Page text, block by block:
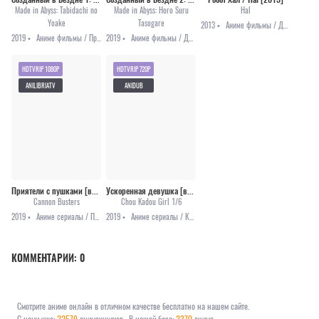
Made in Abyss: Tabidachi no
Yoake
2019 •
Made in Abyss: Horo Suru
Tasogare
2019 •
Hal
2013 •
Приятели с пушками [все серии]
Cannon Busters
2019 •
Аниме сериалы / Приключения
HDTVRIP 1080P
ANILIBRIATV
Ускоренная девушка [все серии]
Chou Kadou Girl 1/6
2019 •
Аниме сериалы / Комедия
HDTVRIP 720P
ANIDUB
КОММЕНТАРИИ: 0
Смотрите аниме онлайн в отличном качестве бесплатно на нашем сайте.